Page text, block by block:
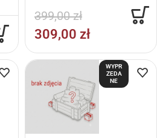
399,00zł
309,00 zł
WYPR
ZEDA
NE